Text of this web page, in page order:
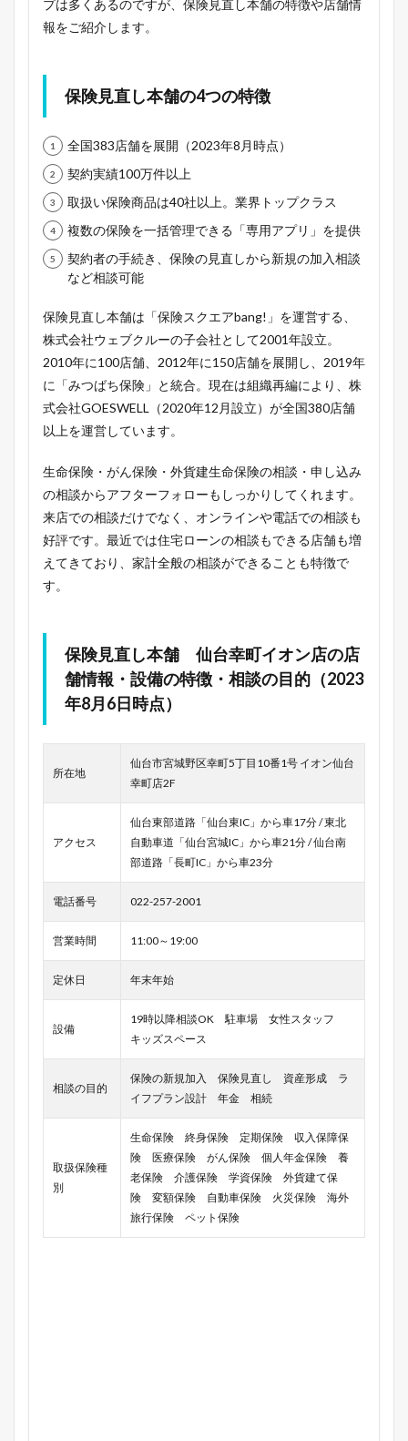
プは多くあるのですが、保険見直し本舗の特徴や店舗情
報をご紹介します。
保険見直し本舗の4つの特徴
全国383店舗を展開（2023年8月時点）
契約実績100万件以上
取扱い保険商品は40社以上。業界トップクラス
複数の保険を一括管理できる「専用アプリ」を提供
契約者の手続き、保険の見直しから新規の加入相談
など相談可能
保険見直し本舗は「保険スクエアbang!」を運営する、
株式会社ウェブクルーの子会社として2001年設立。
2010年に100店舗、2012年に150店舗を展開し、2019年
に「みつばち保険」と統合。現在は組織再編により、株
式会社GOESWELL（2020年12月設立）が全国380店舗
以上を運営しています。
生命保険・がん保険・外貨建生命保険の相談・申し込み
の相談からアフターフォローもしっかりしてくれます。
来店での相談だけでなく、オンラインや電話での相談も
好評です。最近では住宅ローンの相談もできる店舗も増
えてきており、家計全般の相談ができることも特徴で
す。
保険見直し本舗 仙台幸町イオン店の店
舗情報・設備の特徴・相談の目的（2023
年8月6日時点）
所在地
仙台市宮城野区幸町5丁目10番1号 イオン仙台
幸町店2F
アクセス
仙台東部道路「仙台東IC」から車17分 / 東北
自動車道「仙台宮城IC」から車21分 / 仙台南
部道路「長町IC」から車23分
電話番号 022-257-2001
営業時間 11:00～19:00
定休日 年末年始
設備
19時以降相談OK 駐車場 女性スタッフ
キッズスペース
相談の目的
保険の新規加入 保険見直し 資産形成 ラ
イフプラン設計 年金 相続
取扱保険種
別
生命保険 終身保険 定期保険 収入保障保
険 医療保険 がん保険 個人年金保険 養
老保険 介護保険 学資保険 外貨建て保
険 変額保険 自動車保険 火災保険 海外
旅行保険 ペット保険